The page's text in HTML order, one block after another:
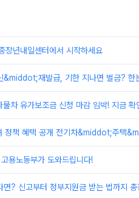
장년내일센터에서 시작하세요
&middot;재발급, 기한 지나면 벌금? 한
차 유가보조금 신청 마감 임박! 지금 확
정책 혜택 공개 전기차&middot;주택
용노동부가 도와드립니다!
면? 신고부터 정부지원금 받는 법까지 총